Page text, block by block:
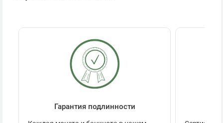
Гарантия подлинности